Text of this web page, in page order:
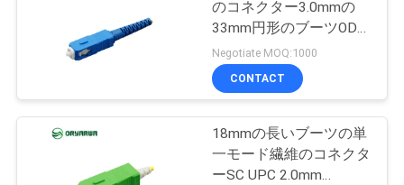
に
連
光ファイバースプ
のコネクター3.0mmの
33mm円形のブーツODM
OEM
Negotiate MOQ:1000
CONTACT
18mmの長いブーツの単
一モード繊維のコネクタ
ーSC UPC 2.0mm